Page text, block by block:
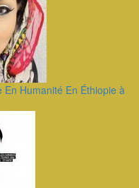
Humanité En Éthiopie à